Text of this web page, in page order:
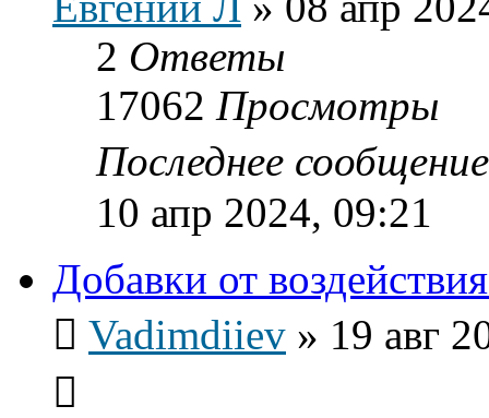
2 Ответы
17062 Просмотры
Последнее
10 апр 2024, 09:21
Добавки от
Vadimdiiev » 19 авг